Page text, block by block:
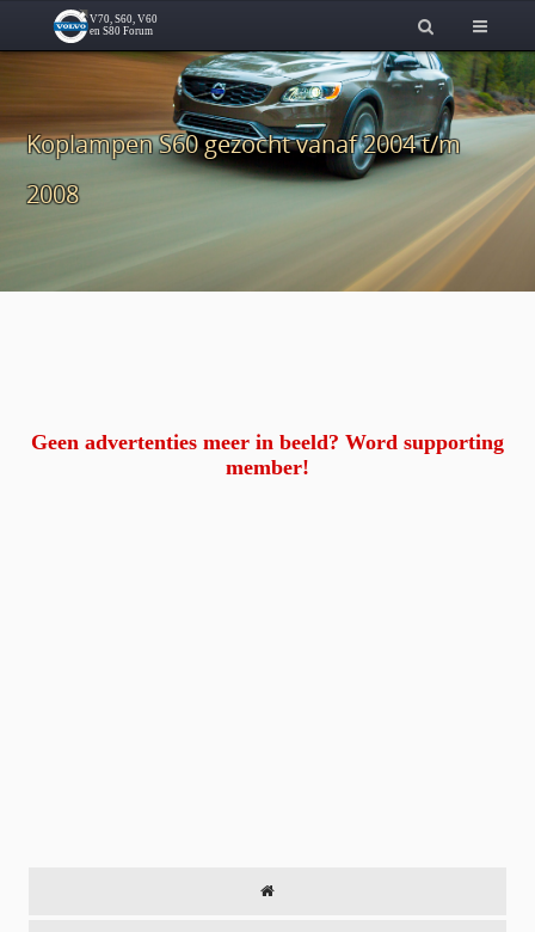
Koplampen S60 gezocht vanaf 2004 t/m
2008
Geen advertenties meer in beeld? Word supporting
member!